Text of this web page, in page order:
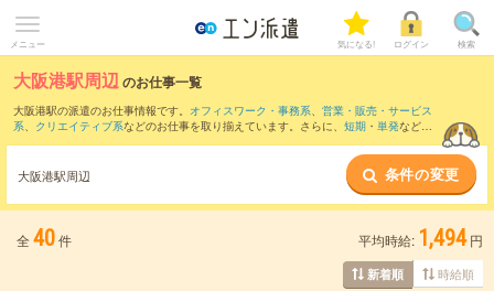
メニュー 気になる! ログイン 検索
大阪港駅周辺のお仕事一覧
大阪港駅の派遣のお仕事情報です。 オフィスワーク・事務系、 営業・販売・サービス
系、 クリエイティブ系などのお仕事を取り揃えています。さらに、 短期 ・ 単発などの
また、西九条駅
など近隣駅のお仕事もご
確認いただけます。
大阪港駅周辺 条件の変更
全 40件 平均時給: 1,494 円
新着順 時給順